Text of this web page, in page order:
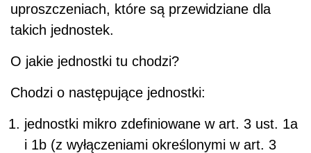
uproszczeniach, które są przewidziane dla
takich jednostek.
O jakie jednostki tu chodzi?
Chodzi o następujące jednostki:
jednostki mikro zdefiniowane w art. 3 ust. 1a
i 1b (z wyłączeniami określonymi w art. 3